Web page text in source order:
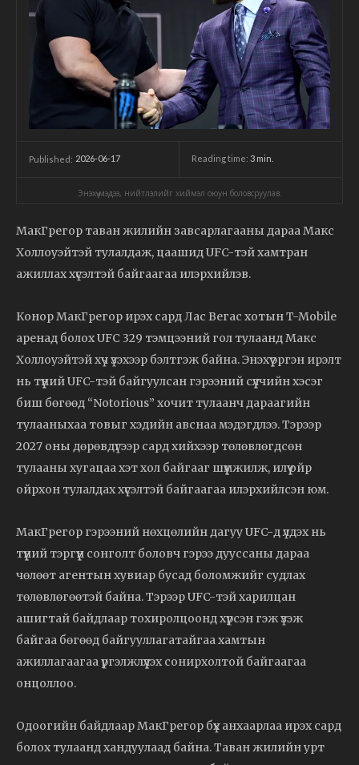
Published: 2026-06-17 Reading time: 3 min.
Энэхүү мэдээ, нийтлэлийг хиймэл оюун боловсруулав.
МакГрегор таван жилийн завсарлагааны дараа Макс
Холлоуэйтэй тулалдаж, цаашид UFC-тэй хамтран
ажиллах хүсэлтэй байгаагаа илэрхийлэв.
Конор МакГрегор ирэх сард Лас Вегас хотын T-Mobile
аренад болох UFC 329 тэмцээний гол тулаанд Макс
Холлоуэйтэй хүч үзэхээр бэлтгэж байна. Энэхүү эргэн ирэлт
нь түүний UFC-тэй байгуулсан гэрээний сүүлчийн хэсэг
биш бөгөөд “Notorious” хочит тулаанч дараагийн
тулааныхаа товыг хэдийн авснаа мэдэгдлээ. Тэрээр
2027 оны дөрөвдүгээр сард хийхээр төлөвлөгдсөн
тулааны хугацаа хэт хол байгааг шүүмжилж, илүү ойр
ойрхон тулалдах хүсэлтэй байгаагаа илэрхийлсэн юм.
МакГрегор гэрээний нөхцөлийн дагуу UFC-д үлдэх нь
түүний тэргүүн сонголт боловч гэрээ дууссаны дараа
чөлөөт агентын хувиар бусад боломжийг судлах
төлөвлөгөөтэй байна. Тэрээр UFC-тэй харилцан
ашигтай байдлаар тохиролцоонд хүрсэн гэж үзэж
байгаа бөгөөд байгууллагатайгаа хамтын
ажиллагаагаа үргэлжлүүлэх сонирхолтой байгаагаа
онцоллоо.
Одоогийн байдлаар МакГрегор бүх анхаарлаа ирэх сард
болох тулаанд хандуулаад байна. Таван жилийн урт